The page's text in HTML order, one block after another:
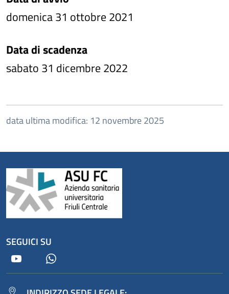
domenica 31 ottobre 2021
Data di scadenza
sabato 31 dicembre 2022
data ultima modifica: 12 novembre 2025
SEGUICI SU
Youtube